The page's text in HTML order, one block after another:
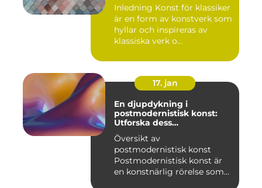
Inledning Konst för klassiker
är en form av konstverk som
hyllar och inspireras av
klassiska verk o...
17. jan
En djupdykning i
postmodernistisk konst:
Utforska dess
mångfasetterade natur
Översikt av
postmodernistisk konst
Postmodernistisk konst är
en konstnärlig rörelse som